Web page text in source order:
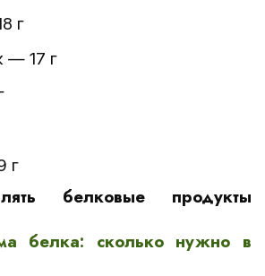
г
— 17 г
г
белковые продукты
белка: сколько нужно в